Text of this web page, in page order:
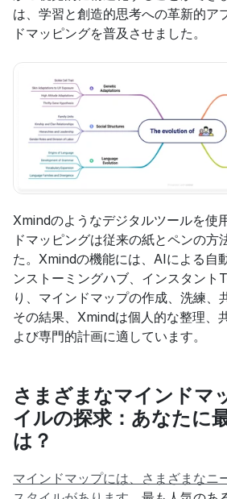
は、学習と創造的思考への革新的ア
ドマッピングを普及させました。
Xmindのようなデジタルツールを使
ドマッピングは従来の紙とペンの方
た。Xmindの機能には、AIによる自
ンストーミングハブ、インスタント
り、マインドマップの作成、洗練、
その結果、Xmindは個人的な整理、
よび専門的計画に適しています。
さまざまなマインドマ
イルの探求：あなたに
は？
マインドマップには、さまざまなニ